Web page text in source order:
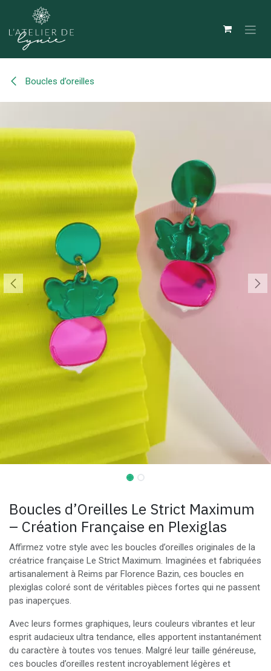
Se rendre au contenu
Boucles d’oreilles
Boucles d’Oreilles Le Strict Maximum
– Création Française en Plexiglas
Affirmez votre style avec les boucles d’oreilles originales de la
créatrice française Le Strict Maximum. Imaginées et fabriquées
artisanalement à Reims par Florence Bazin, ces boucles en
plexiglas coloré sont de véritables pièces fortes qui ne passent
pas inaperçues.
Avec leurs formes graphiques, leurs couleurs vibrantes et leur
esprit audacieux ultra tendance, elles apportent instantanément
du caractère à toutes vos tenues. Malgré leur taille généreuse,
ces boucles d’oreilles restent incroyablement légères et